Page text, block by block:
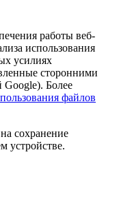
работы веб-
использования
усилиях
сторонними
Google). Более
файлов
сохранение
устройстве.